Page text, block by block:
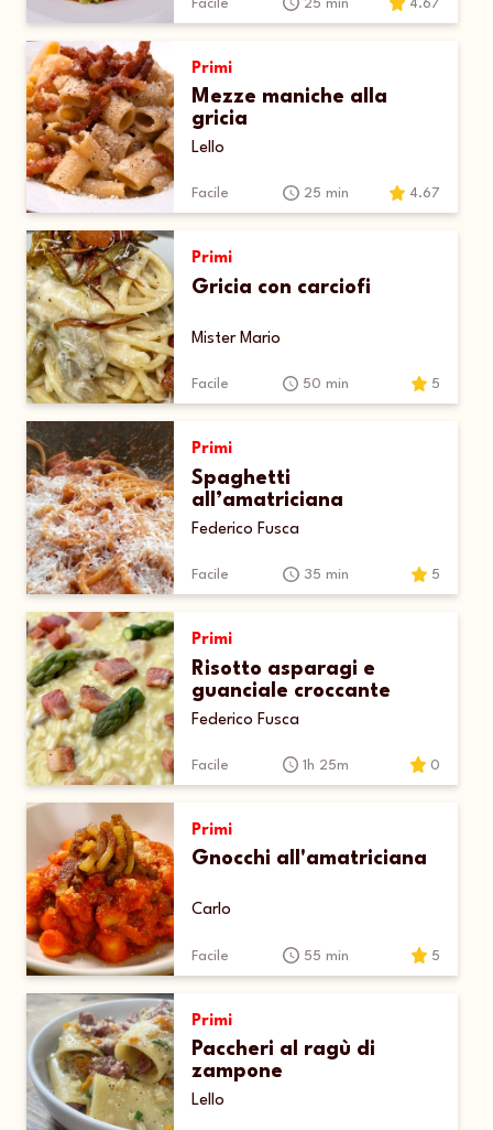
Facile 25 min 4.67
Primi
Mezze maniche alla
gricia
Lello
Facile 25 min 4.67
Primi
Gricia con carciofi
Mister Mario
Facile 50 min 5
Primi
Spaghetti
all’amatriciana
Federico Fusca
Facile 35 min 5
Primi
Risotto asparagi e
guanciale croccante
Federico Fusca
Facile 1h 25m 0
Primi
Gnocchi all'amatriciana
Carlo
Facile 55 min 5
Primi
Paccheri al ragù di
zampone
Lello